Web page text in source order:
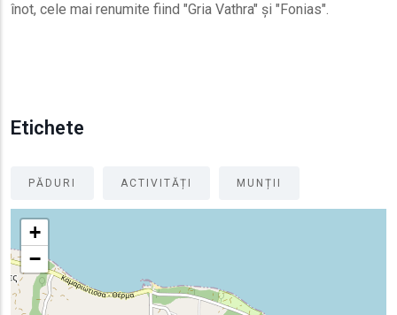
înot, cele mai renumite fiind "Gria Vathra" și "Fonias".
Etichete
PĂDURI ACTIVITĂȚI MUNȚII
+
−